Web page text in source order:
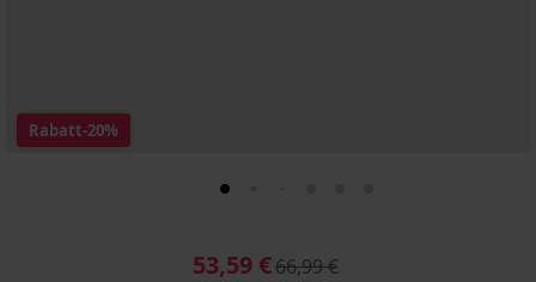
Rabatt-20%
53,59 €66,99 €